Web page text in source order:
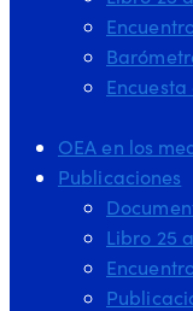
OEA en los
Publicaciones
Libro 25